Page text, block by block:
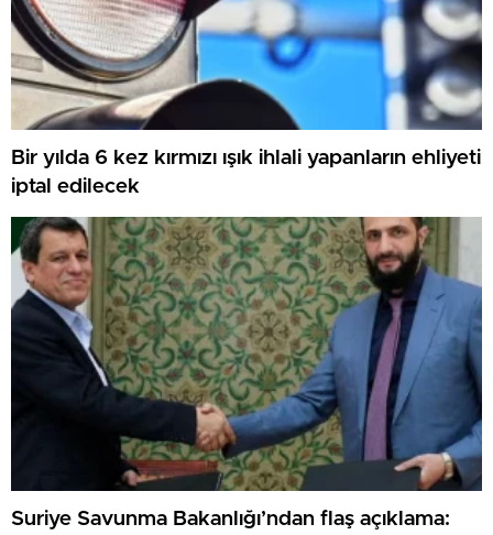
Bir yılda 6 kez kırmızı ışık ihlali yapanların ehliyeti
iptal edilecek
Suriye Savunma Bakanlığı’ndan flaş açıklama: